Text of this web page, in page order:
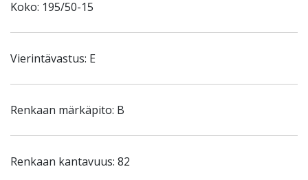
Koko: 195/50-15
Vierintävastus: E
Renkaan märkäpito: B
Renkaan kantavuus: 82